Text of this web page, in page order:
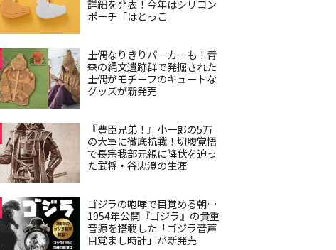
詳細を発表！今年はシリコン
ポーチ「はとっこ」
土偶なりきりパーカーも！青
森の縄文遺跡群で発掘された
土偶がモチーフのキュートな
グッズが新発売
『豊臣兄弟！』小一郎の5万
の大軍に徹底抗戦！切腹覚悟
で長宗我部元親に降伏を迫っ
た武将・谷忠澄の生涯
ゴジラの咆哮で目覚める朝…
1954年公開『ゴジラ』の貴重
音源を搭載した「ゴジラ音声
目覚まし時計」が新発売